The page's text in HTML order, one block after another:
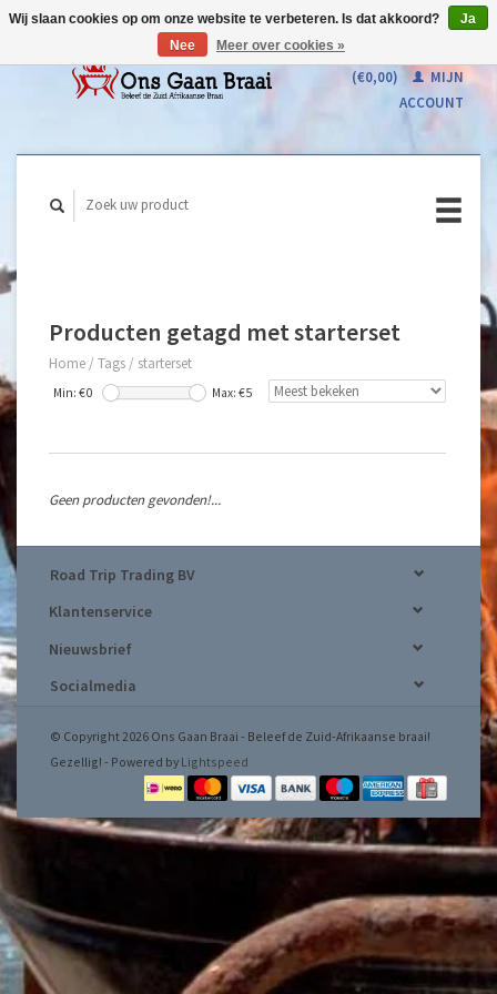
(€0,00)
MIJN
ACCOUNT
Producten getagd met starterset
Home / Tags / starterset
Min: €0 Max: €5
Geen producten gevonden!...
Road Trip Trading BV
Klantenservice
Nieuwsbrief
Socialmedia
© Copyright 2026 Ons Gaan Braai - Beleef de Zuid-Afrikaanse braai!
Gezellig! - Powered by Lightspeed
Wij slaan cookies op om onze website te verbeteren. Is dat akkoord?
Ja
Nee
Meer over cookies »